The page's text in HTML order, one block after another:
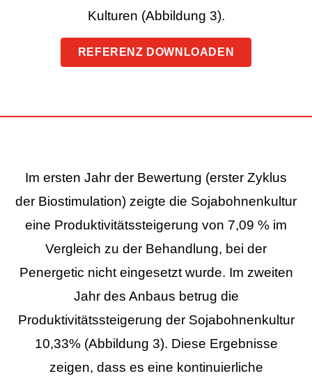
Kulturen (Abbildung 3).
REFERENZ DOWNLOADEN
Im ersten Jahr der Bewertung (erster Zyklus
der Biostimulation) zeigte die Sojabohnenkultur
eine Produktivitätssteigerung von 7,09 % im
Vergleich zu der Behandlung, bei der
Penergetic nicht eingesetzt wurde. Im zweiten
Jahr des Anbaus betrug die
Produktivitätssteigerung der Sojabohnenkultur
10,33% (Abbildung 3). Diese Ergebnisse
zeigen, dass es eine kontinuierliche